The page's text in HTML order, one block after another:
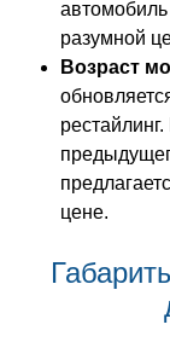
разумной
Возраст
цене.